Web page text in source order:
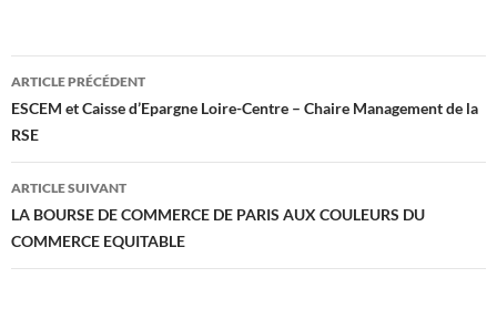
Navigation
des
articles
ARTICLE PRÉCÉDENT
ESCEM et Caisse d’Epargne Loire-Centre – Chaire Management de la
RSE
ARTICLE SUIVANT
LA BOURSE DE COMMERCE DE PARIS AUX COULEURS DU
COMMERCE EQUITABLE